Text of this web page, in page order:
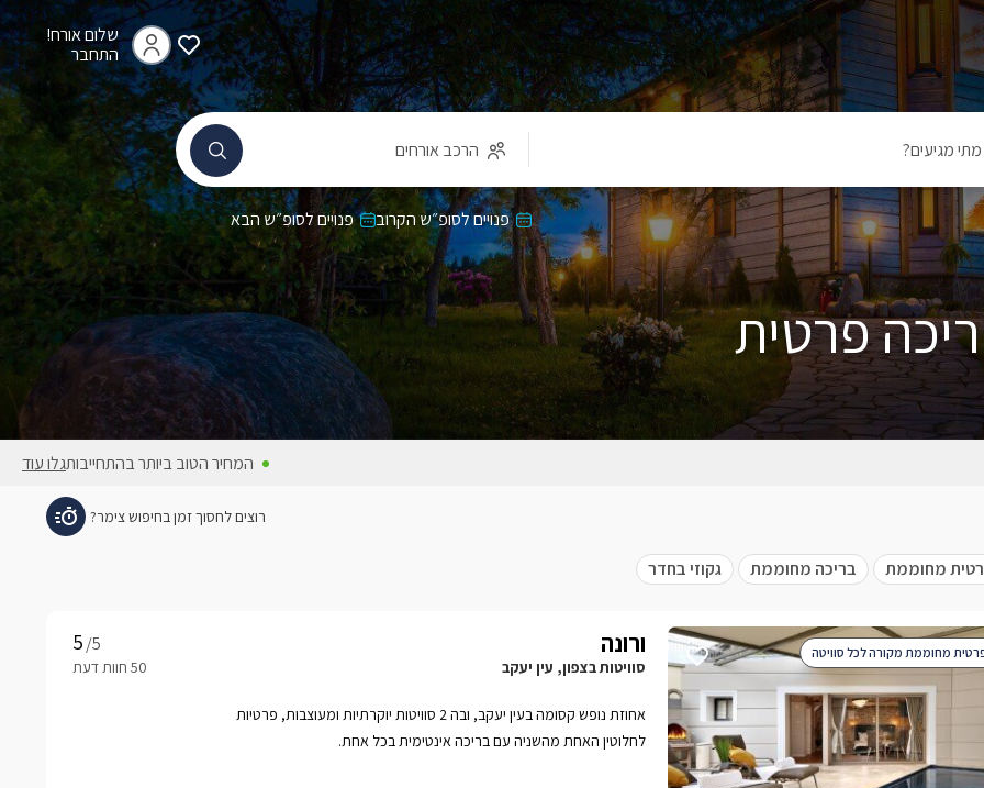
שלום אורח!
התחבר
מתי מגיעים? הרכב אורחים
פרטית
פנויים לסופ״ש הקרוב פנויים לסופ״ש הבא
המחיר הטוב ביותר בהתחייבותגלו עוד
מחוממת בריכה מחוממת גקוזי בחדר
ורונה /5
סוויטות בצפון, עין יעקב
אחוזת נופש קסומה בעין יעקב, ובה 2 סוויטות יוקרתיות ומעוצבות, פרטיות
לחלוטין האחת מהשניה עם בריכה אינטימית בכל אחת.
מחוממת מקורה לכל סוויטה